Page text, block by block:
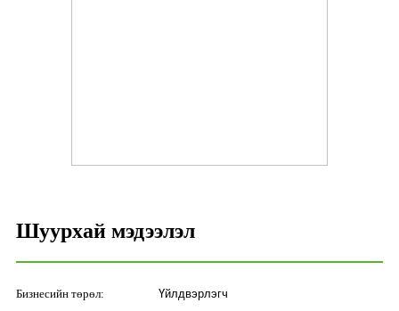
Шуурхай мэдээлэл
Бизнесийн төрөл:
Үйлдвэрлэгч